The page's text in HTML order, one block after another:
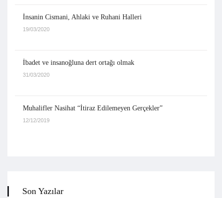
İnsanin Cismani, Ahlaki ve Ruhani Halleri
19/03/2020
İbadet ve insanoğluna dert ortağı olmak
31/03/2020
Muhalifler Nasihat “İtiraz Edilemeyen Gerçekler”
12/12/2019
Son Yazılar